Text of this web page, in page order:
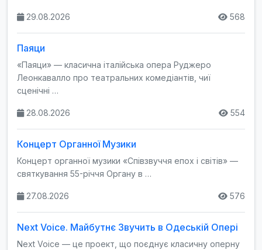
29.08.2026 568
Паяци
«Паяци» — класична італійська опера Руджеро
Леонкавалло про театральних комедіантів, чиї
сценічні …
28.08.2026 554
Концерт Органної Музики
Концерт органної музики «Співзвуччя епох і світів» —
святкування 55-річчя Органу в …
27.08.2026 576
Next Voice. Майбутнє Звучить в Одеській Опері
Next Voice — це проект, що поєднує класичну оперну